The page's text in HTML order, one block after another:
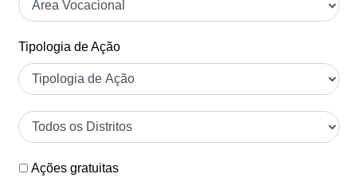
Tipologia de Ação
Ações gratuitas